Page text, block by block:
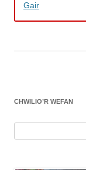
Gair
CHWILIO’R WEFAN